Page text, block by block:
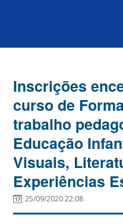
Inscrições
curso de
trabalho
Educação
Visuais,
Experiências
25/09/2020 22:08